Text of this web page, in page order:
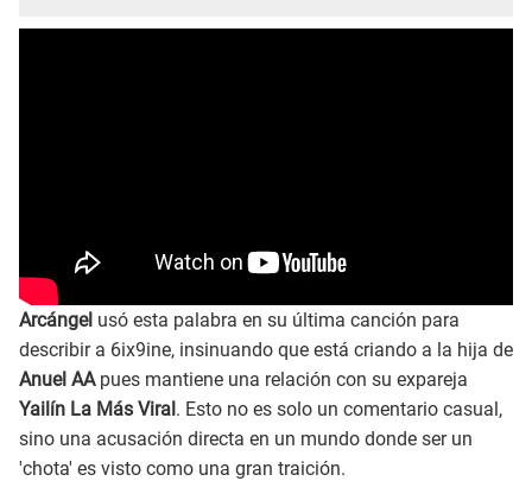
Arcángel usó esta palabra en su última canción para
describir a 6ix9ine, insinuando que está criando a la hija de
Anuel AApues mantiene una relación con su expareja
Yailín La Más Viral. Esto no es solo un comentario casual,
sino una acusación directa en un mundo donde ser un
'chota' es visto como una gran traición.